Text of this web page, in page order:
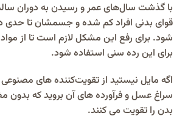
با گذشت سال‌های عمر و رسیدن به دوران
قوای بدنی افراد کم شده و جسمشان تا
شود. برای رفع این مشکل لازم است تا از
برای این رده سنی استفاده شود.
اگه مایل نیستید از تقویت‌کننده‌ های مصنوعی
سراغ عسل و فرآورده‌ های آن بروید که بدون
بدن را تقویت می‌ کنند.